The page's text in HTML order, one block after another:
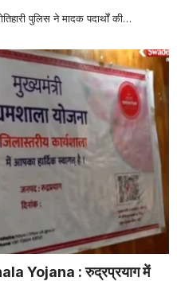
पुलिस ने मादक पदार्थों की…
Yojana : रुद्रप्रयाग में